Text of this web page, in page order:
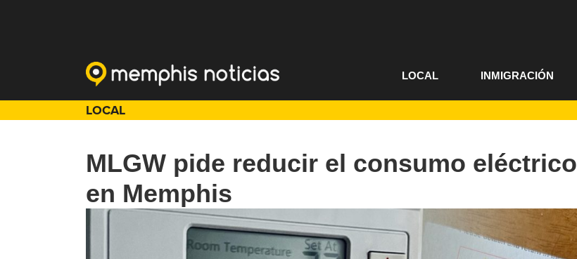
LOCAL INMIGRACIÓN
LOCAL
MLGW pide reducir el consumo eléctrico
en Memphis